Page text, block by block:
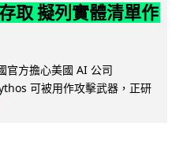
取 擬列實體清單作
官方擔心美國 AI 公司
可被用作攻擊武器，正研